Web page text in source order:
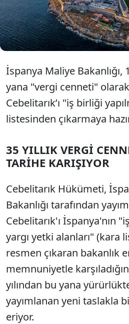
listesinden
İspanya Maliye Bakanlığı,
yana "vergi cenneti" olarak
Cebelitarık’ı "iş birliği
listesinden çıkarmaya
35 YILLIK VERGİ
TARİHE KARIŞIYOR
Cebelitarık Hükümeti,
Bakanlığı tarafından
Cebelitarık'ı İspanya'nın
yargı yetki alanları" (kara
resmen çıkaran bakanlık
memnuniyetle
yılından bu yana
yayımlanan yeni taslakla
eriyor.